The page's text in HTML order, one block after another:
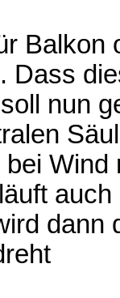
Balkon
Dass
nun
dann